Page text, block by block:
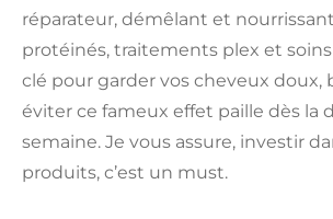
réparateur, démêlant et
protéinés, traitements plex et soins
clé pour garder vos cheveux doux,
éviter ce fameux effet paille dès la
semaine. Je vous assure, investir
produits, c’est un must.